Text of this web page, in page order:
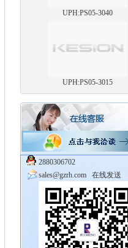
UPH:PS05-3040
UPH:PS05-3015
2880306702
sales@gzrh.com
在线发送